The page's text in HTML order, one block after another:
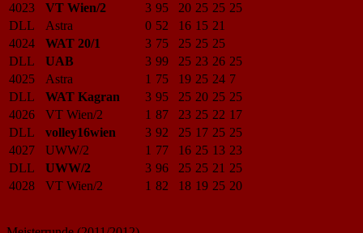
4023
VT Wien/2 3 95 20 25 25 25
DLL
Astra 0 52 16 15 21
4024
WAT 20/1 3 75 25 25 25
DLL
UAB 3 99 25 23 26 25
4025
Astra 1 75 19 25 24 7
DLL
WAT Kagran 3 95 25 20 25 25
4026
VT Wien/2 1 87 23 25 22 17
DLL
volley16wien 3 92 25 17 25 25
4027
UWW/2 1 77 16 25 13 23
DLL
UWW/2 3 96 25 25 21 25
4028
VT Wien/2 1 82 18 19 25 20